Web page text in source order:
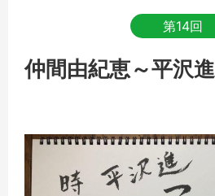
第14回
仲間由紀恵～平沢進